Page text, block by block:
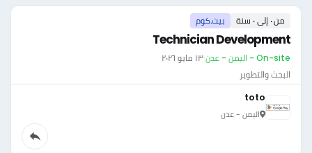
من ٠ إلى ٠ سنة بيت.كوم
Technician Development
On-site - اليمن - عدن ·١٣ مايو ٢٠٢٦
البحث والتطوير
toto
اليمن - عدن